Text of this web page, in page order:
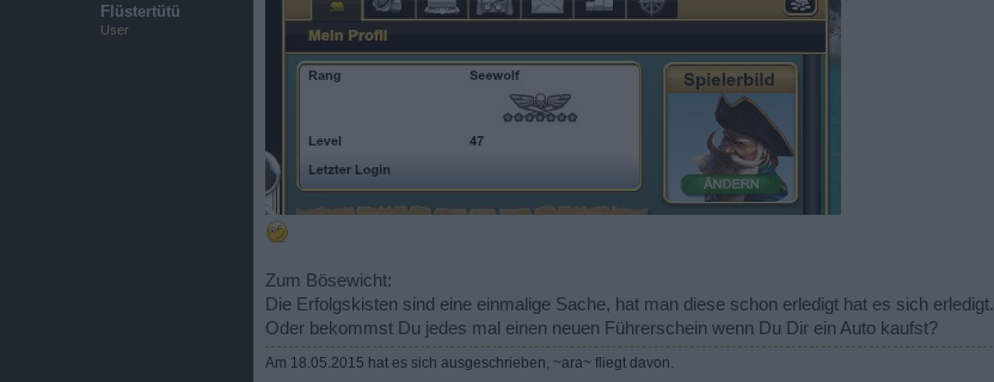
Flüstertütü
User
Zum Bösewicht:
Die Erfolgskisten sind eine einmalige Sache, hat man diese schon erledigt hat es sich erledigt.
Oder bekommst Du jedes mal einen neuen Führerschein wenn Du Dir ein Auto kaufst?
Am 18.05.2015 hat es sich ausgeschrieben, ~ara~ fliegt davon.